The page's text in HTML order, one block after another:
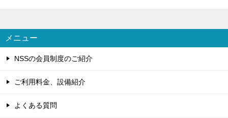
メニュー
NSSの会員制度のご紹介
ご利用料金、設備紹介
よくある質問